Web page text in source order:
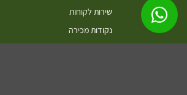
שירות לקוחות
נקודות מכירה